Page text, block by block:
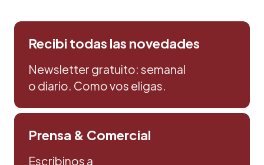
Recibi todas las novedades
Newsletter gratuito: semanal
o diario. Como vos eligas.
Prensa & Comercial
Escribinos a